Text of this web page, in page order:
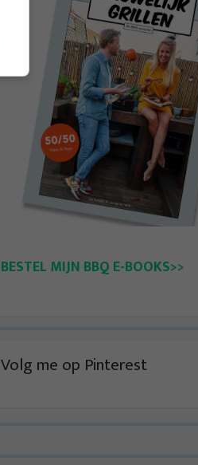
BESTEL MIJN BBQ E-BOOKS>>
Volg me op Pinterest